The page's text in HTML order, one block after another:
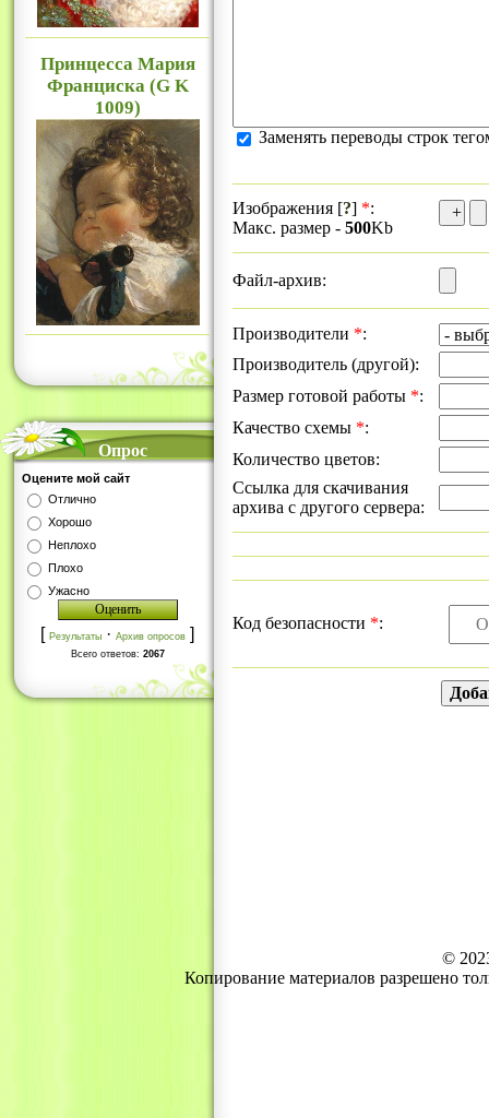
Принцесса Мария
Франциска (G K
1009)
Опрос
Оцените мой сайт
Отлично
Хорошо
Неплохо
Плохо
Ужасно
[ Результаты · Архив опросов ]
Всего ответов: 2067
Заменять переводы строк
Изображения [?] *:
Макс. размер - 500Kb
Файл-архив:
Производители *:
Производитель (другой):
Размер готовой работы *:
Качество схемы *:
Количество цветов:
Ссылка для скачивания
архива с другого сервера:
Код безопасности *:
©
Копирование материалов разрешено